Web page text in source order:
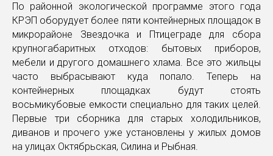
По районной экологической программе этого года
КРЭП оборудует более пяти контейнерных площадок в
микрорайоне Звездочка и Птицеграде для сбора
крупногабаритных отходов: бытовых приборов,
мебели и другого домашнего хлама. Все это жильцы
часто выбрасывают куда попало. Теперь на
контейнерных площадках будут стоять
восьмикубовые емкости специально для таких целей.
Первые три сборника для старых холодильников,
диванов и прочего уже установлены у жилых домов
на улицах Октябрьская, Силина и Рыбная.